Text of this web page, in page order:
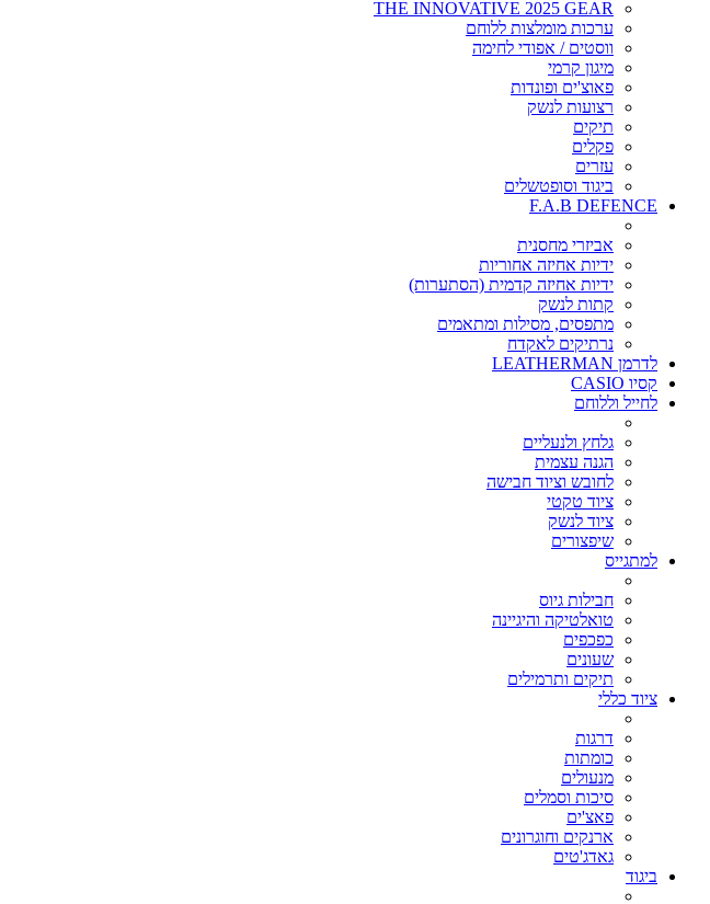
THE INNOVATIVE 2025 GEAR
ערכות מומלצות ללוחם
ווסטים / אפודי לחימה
מיגון קרמי
פאוצ'ים ופונדות
רצועות לנשק
תיקים
פקלים
עזרים
ביגוד וסופטשלים
F.A.B DEFENCE
אביזרי מחסנית
ידיות אחיזה אחוריות
ידיות אחיזה קדמית (הסתערות)
קתות לנשק
מתפסים, מסילות ומתאמים
נרתיקים לאקדח
לדרמן LEATHERMAN
קסיו CASIO
לחייל וללוחם
גלחץ ולנעליים
הגנה עצמית
לחובש וציוד חבישה
ציוד טקטי
ציוד לנשק
שיפצורים
למתגייס
חבילות גיוס
טואלטיקה והיגיינה
כפכפים
שעונים
תיקים ותרמילים
ציוד כללי
דרגות
כומתות
מנעולים
סיכות וסמלים
פאצ'ים
ארנקים וחוגרונים
גאדג'טים
ביגוד